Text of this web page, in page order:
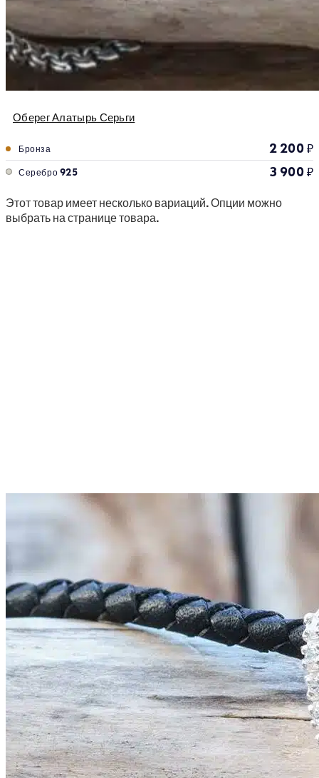
Оберег Алатырь Серьги
Бронза 2 200₽
Серебро 925 3 900₽
Этот товар имеет несколько вариаций. Опции можно
выбрать на странице товара.